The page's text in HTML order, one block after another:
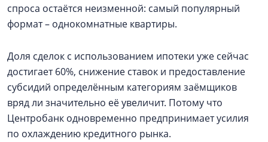
спроса остаётся неизменной: самый популярный
формат – однокомнатные квартиры.
Доля сделок с использованием ипотеки уже сейчас
достигает 60%, снижение ставок и предоставление
субсидий определённым категориям заёмщиков
вряд ли значительно её увеличит. Потому что
Центробанк одновременно предпринимает усилия
по охлаждению кредитного рынка.